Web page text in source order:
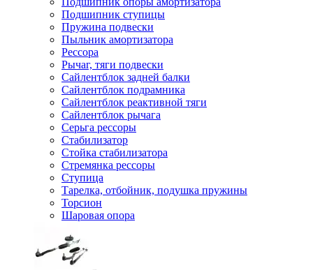
Подшипник ступицы
Пружина подвески
Пыльник амортизатора
Рессора
Рычаг, тяги подвески
Сайлентблок задней балки
Сайлентблок подрамника
Сайлентблок реактивной тяги
Сайлентблок рычага
Серьга рессоры
Стабилизатор
Стойка стабилизатора
Стремянка рессоры
Ступица
Тарелка, отбойник, подушка пружины
Торсион
Шаровая опора